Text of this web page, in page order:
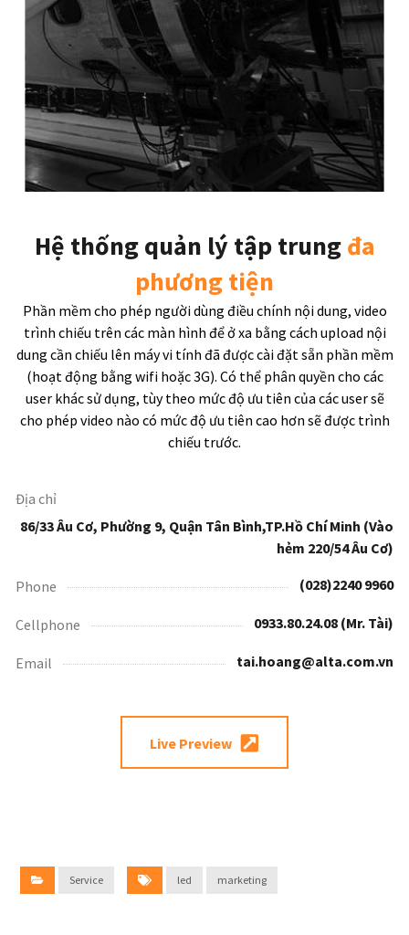
Hệ thống quản lý tập trungđa
phương tiện
Phần mềm cho phép người dùng điều chính nội dung, video
trình chiếu trên các màn hình để ở xa bằng cách upload nội
dung cần chiếu lên máy vi tính đã được cài đặt sẵn phần mềm
(hoạt động bằng wifi hoặc 3G). Có thể phân quyền cho các
user khác sử dụng, tùy theo mức độ ưu tiên của các user sẽ
cho phép video nào có mức độ ưu tiên cao hơn sẽ được trình
chiếu trước.
Địa chỉ
86/33 Âu Cơ, Phường 9, Quận Tân Bình,TP.Hồ Chí Minh (Vào
hẻm 220/54 Âu Cơ)
Phone (028)2240 9960
Cellphone 0933.80.24.08 (Mr. Tài)
Email tai.hoang@alta.com.vn
Live Preview
Service led marketing